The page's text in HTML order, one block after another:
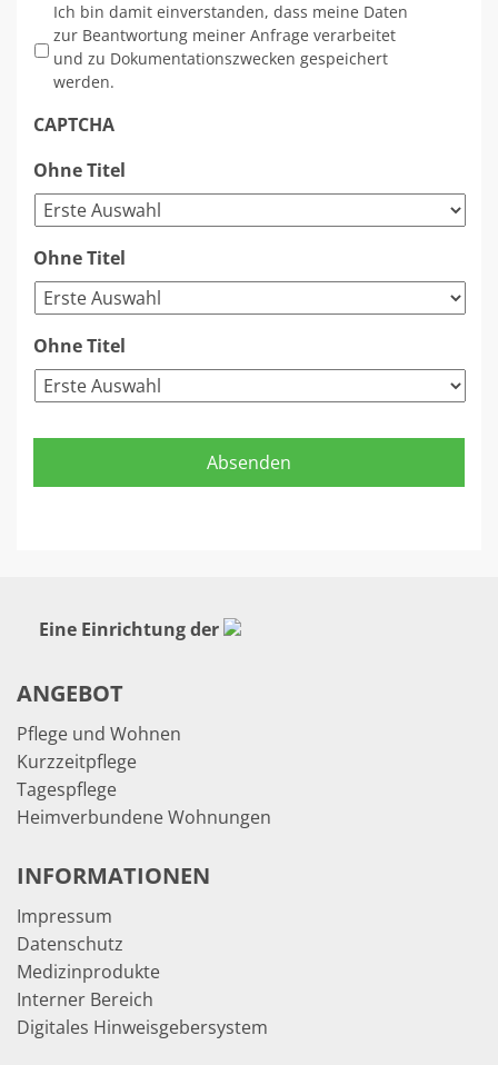
Ich bin damit einverstanden, dass meine Daten
zur Beantwortung meiner Anfrage verarbeitet
und zu Dokumentationszwecken gespeichert
werden.
CAPTCHA
Ohne Titel
Ohne Titel
Ohne Titel
Eine Einrichtung der
ANGEBOT
Pflege und Wohnen
Kurzzeitpflege
Tagespflege
Heimverbundene Wohnungen
INFORMATIONEN
Impressum
Datenschutz
Medizinprodukte
Interner Bereich
Digitales Hinweisgebersystem